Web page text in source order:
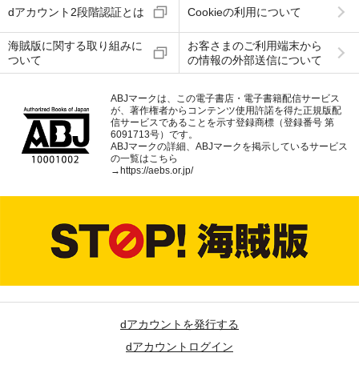
dアカウント2段階認証とは Cookieの利用について
海賊版に関する取り組みに
ついて
お客さまのご利用端末から
の情報の外部送信について
ABJマークは、この電子書店・電子書籍配信サービス
が、著作権者からコンテンツ使用許諾を得た正規版配
信サービスであることを示す登録商標（登録番号 第
6091713号）です。
ABJマークの詳細、ABJマークを掲示しているサービス
の一覧はこちら
→ https://aebs.or.jp/
dアカウントを発行する
dアカウントログイン